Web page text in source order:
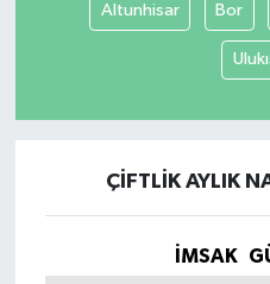
Altunhisar Bor
ÇIFTLIK AYLIK
İMSAK